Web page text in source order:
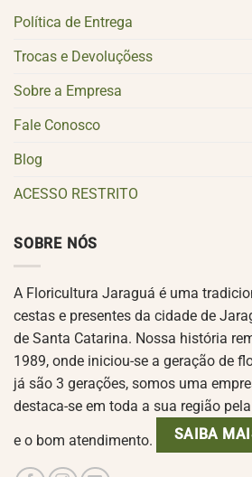
Política de Entrega
Trocas e Devoluçõess
Sobre a Empresa
Fale Conosco
Blog
ACESSO RESTRITO
SOBRE NÓS
A Floricultura Jaraguá é uma
cestas e presentes da cidade de
de Santa Catarina. Nossa história
1989, onde iniciou-se a geração de
já são 3 gerações, somos uma
destaca-se em toda a sua região
e o bom atendimento. SAIBA